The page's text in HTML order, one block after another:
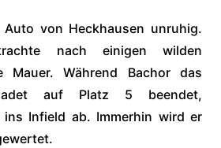
von Heckhausen unruhig.
nach einigen wilden
Mauer. Während Bachor das
auf Platz 5 beendet,
ins Infield ab. Immerhin wird er